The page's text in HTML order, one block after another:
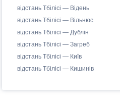
відстань Тбілісі — Відень
відстань Тбілісі — Вільнюс
відстань Тбілісі — Дублін
відстань Тбілісі — Загреб
відстань Тбілісі — Київ
відстань Тбілісі — Кишинів